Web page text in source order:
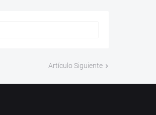
Artículo Siguiente